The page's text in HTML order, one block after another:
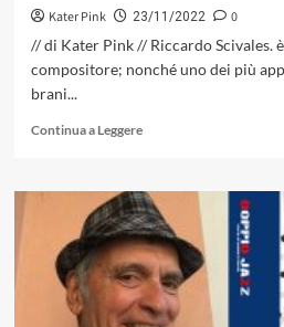
Kater Pink 23/11/2022
0
// di Kater Pink // Riccardo Scivales.
compositore; nonché uno dei più
brani...
Continua a LeggereLeggi
su
“PLAY
LATIN
PIANO
LIKE
PRO”,
DI